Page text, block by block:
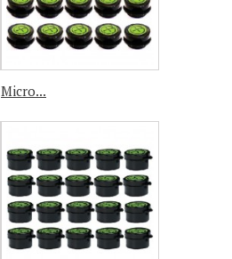
Micro...